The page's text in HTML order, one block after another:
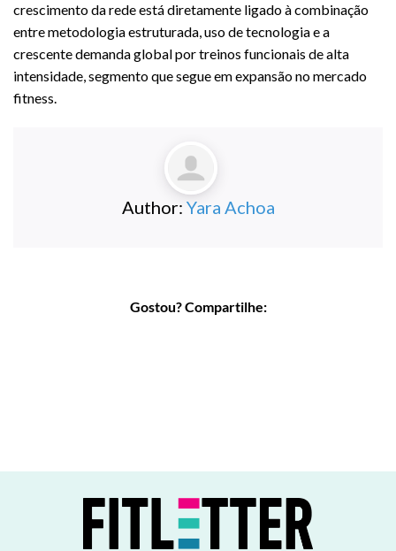
crescimento da rede está diretamente ligado à combinação
entre metodologia estruturada, uso de tecnologia e a
crescente demanda global por treinos funcionais de alta
intensidade, segmento que segue em expansão no mercado
fitness.
Author: Yara Achoa
Gostou? Compartilhe: